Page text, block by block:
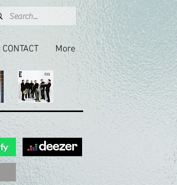
CONTACT More